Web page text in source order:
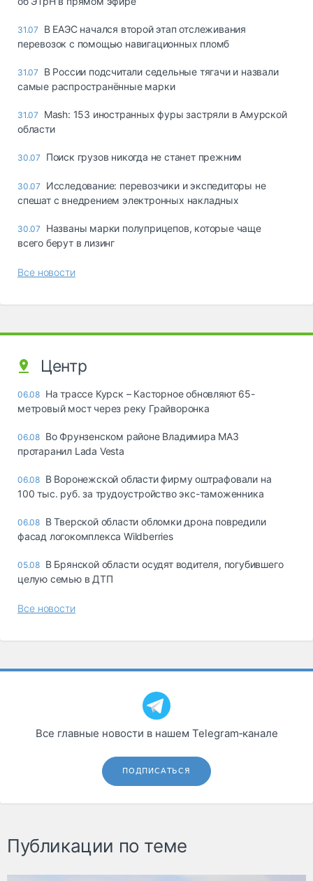
31.07
В ЕАЭС начался второй этап отслеживания
перевозок с помощью навигационных пломб
31.07
В России подсчитали седельные тягачи и назвали
самые распространённые марки
31.07
Mash: 153 иностранных фуры застряли в Амурской
области
30.07 Поиск грузов никогда не станет прежним
30.07
Исследование: перевозчики и экспедиторы не
спешат с внедрением электронных накладных
30.07
Названы марки полуприцепов, которые чаще
всего берут в лизинг
Все новости
Центр
06.08 На трассе Курск – Касторное обновляют 65-
метровый мост через реку Грайворонка
06.08 Во Фрунзенском районе Владимира МАЗ
протаранил Lada Vesta
06.08 В Воронежской области фирму оштрафовали на
100 тыс. руб. за трудоустройство экс-таможенника
06.08 В Тверской области обломки дрона повредили
фасад логокомплекса Wildberries
05.08 В Брянской области осудят водителя, погубившего
целую семью в ДТП
Все новости
Все главные новости в нашем Telegram‑канале
ПОДПИСАТЬСЯ
Публикации по теме